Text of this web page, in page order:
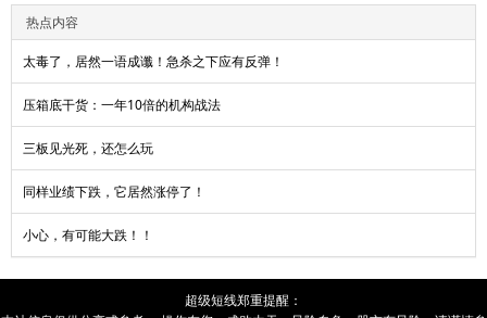
热点内容
太毒了，居然一语成谶！急杀之下应有反弹！
压箱底干货：一年10倍的机构战法
三板见光死，还怎么玩
同样业绩下跌，它居然涨停了！
小心，有可能大跌！！
超级短线郑重提醒：